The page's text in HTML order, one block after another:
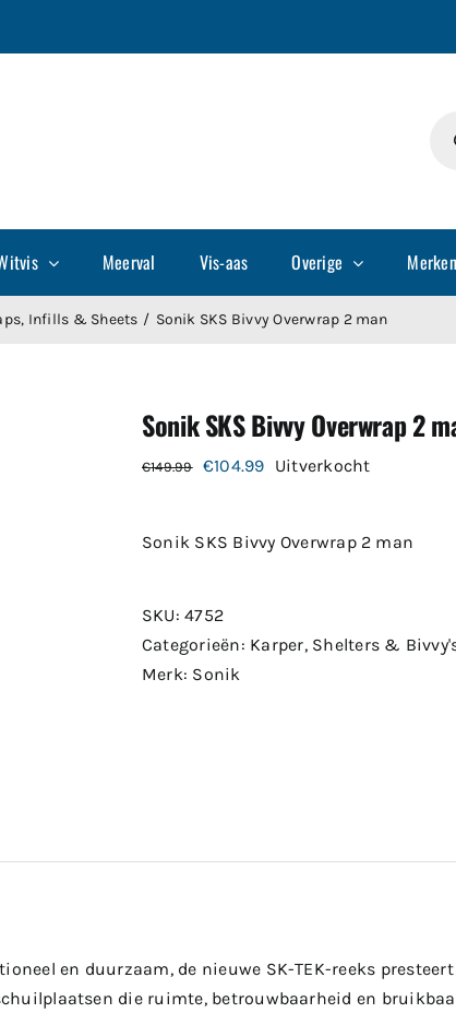
Meerval Vis-aas Overige Merken
Infills & Sheets Sonik SKS Bivvy Overwrap 2 man
Sonik SKS Bivvy Overwrap 2
€149.99
Oorspronkelijke
€149.99.
€104.99Huidige
€104.99.
Uitverkocht
Sonik SKS Bivvy Overwrap 2 man
SKU:4752
Categorieën: Karper, Shelters &
Merk: Sonik
en duurzaam, de nieuwe SK-TEK-reeks
die ruimte, betrouwbaarheid en